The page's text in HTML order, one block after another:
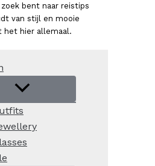
bent naar reistips
van stijl en mooie
het hier allemaal.